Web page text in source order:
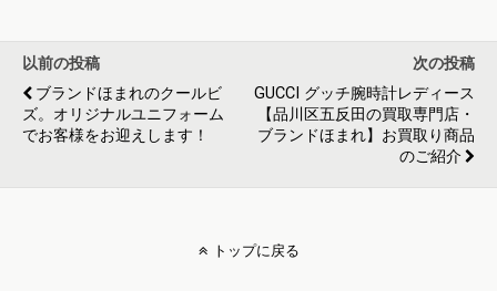
以前の投稿
ブランドほまれのクールビ
ズ。オリジナルユニフォーム
でお客様をお迎えします！
次の投稿
GUCCI グッチ腕時計レディース
【品川区五反田の買取専門店・
ブランドほまれ】お買取り商品
のご紹介
トップに戻る